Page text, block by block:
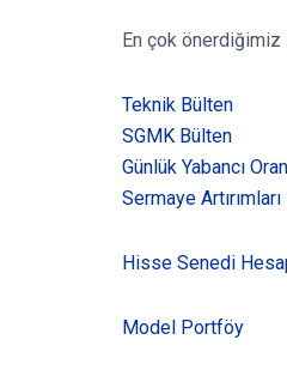
En çok
Teknik Bülten
SGMK Bülten
Günlük Yabancı
Sermaye Artırımları
Hisse Senedi
Model Portföy